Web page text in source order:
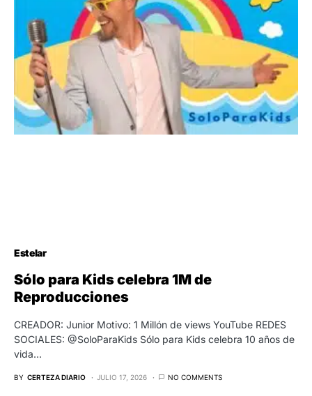
Estelar
Sólo para Kids celebra 1M de
Reproducciones
CREADOR: Junior Motivo: 1 Millón de views YouTube REDES
SOCIALES: @SoloParaKids Sólo para Kids celebra 10 años de
vida…
BY CERTEZA DIARIO JULIO 17, 2026 NO COMMENTS